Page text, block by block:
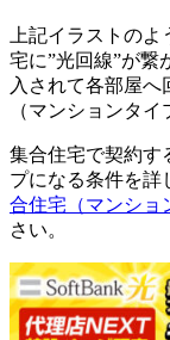
上記イラストのよ
宅に”光回線”が繋
入されて各部屋へ
（マンションタ
集合住宅で契約す
プになる条件を詳
合住宅（マンショ
さい。